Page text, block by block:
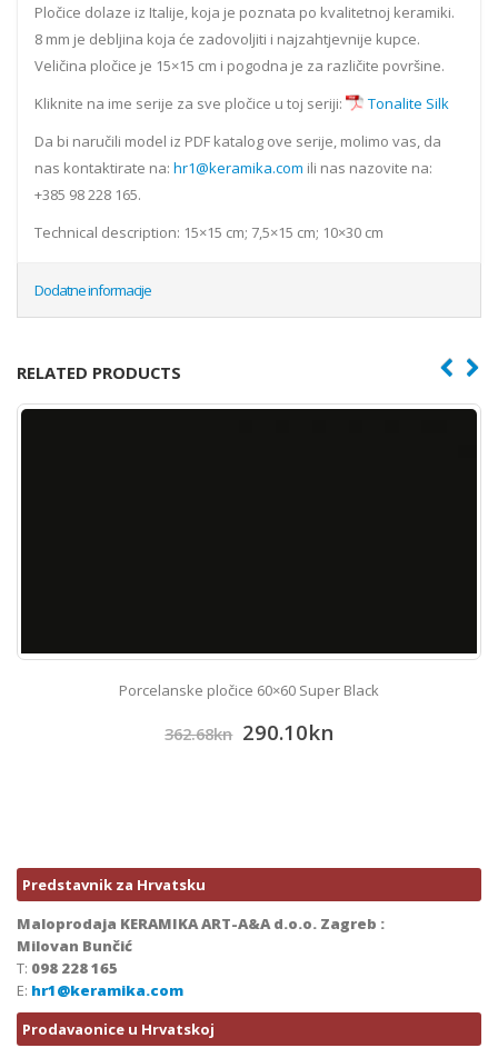
Pločice dolaze iz Italije, koja je poznata po kvalitetnoj keramiki.
8 mm je debljina koja će zadovoljiti i najzahtjevnije kupce.
Veličina pločice je 15×15 cm i pogodna je za različite površine.
Kliknite na ime serije za sve pločice u toj seriji:
Tonalite Silk
Da bi naručili model iz PDF katalog ove serije, molimo vas, da
nas kontaktirate na: hr1@keramika.com ili nas nazovite na:
+385 98 228 165.
Technical description: 15×15 cm; 7,5×15 cm; 10×30 cm
Dodatne informacije
RELATED PRODUCTS
Porcelanske pločice 60×60 Super Black
362.68kn 290.10kn
Predstavnik za Hrvatsku
Maloprodaja KERAMIKA ART-A&A d.o.o. Zagreb :
Milovan Bunčić
T: 098 228 165
E: hr1@keramika.com
Prodavaonice u Hrvatskoj